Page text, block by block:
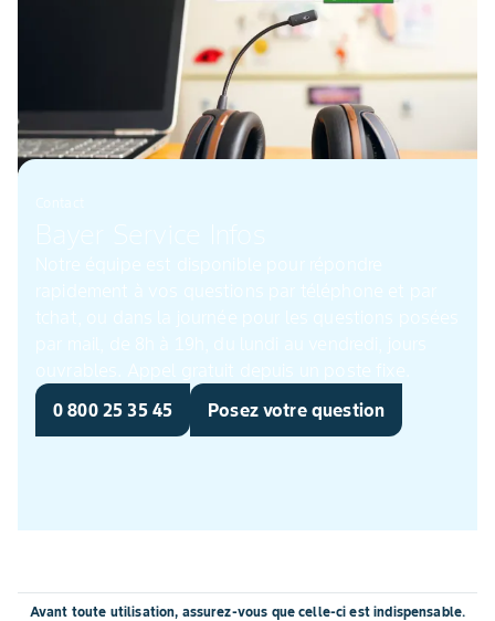
Bayer Service Infos
Notre équipe est disponible pour répondre
rapidement à vos questions par téléphone et par
tchat, ou dans la journée pour les questions posées
par mail, de 8h à 19h, du lundi au vendredi, jours
ouvrables. Appel gratuit depuis un poste fixe.
0 800 25 35 45
Posez votre question
Avant toute utilisation, assurez-vous que celle-ci est indispensable.